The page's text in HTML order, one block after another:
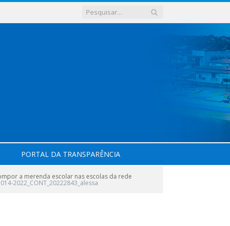
PORTAL DA TRANSPARÊNCIA
a merenda escolar nas escolas da rede
014-2022_CONT_20222843_alessa